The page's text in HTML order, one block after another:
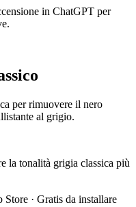
in ChatGPT per
per rimuovere il nero
al grigio.
la tonalità grigia classica più
· Gratis da installare